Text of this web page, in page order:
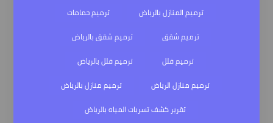
ترميم المنازل بالرياض
ترميم حمامات
ترميم شقق
ترميم شقق بالرياض
ترميم فلل
ترميم فلل بالرياض
ترميم منازل الرياض
ترميم منازل بالرياض
تقرير كشف تسربات المياه بالرياض